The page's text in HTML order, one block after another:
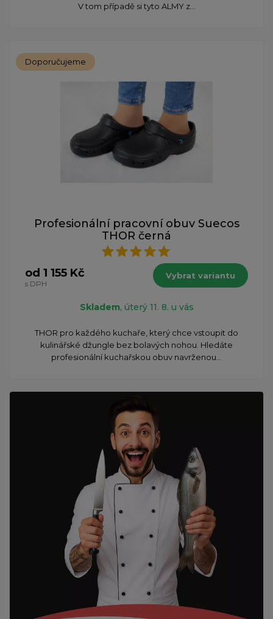
V tom případě si tyto ALMY z...
Doporučujeme
Profesionální pracovní obuv Suecos
THOR černá
od 1 155 Kč
s DPH
Vybrat variantu
Skladem, úterý 11. 8. u vás
THOR pro každého kuchaře, který chce vstoupit do
kulinářské džungle bez bolavých nohou. Hledáte
profesionální kuchařskou obuv navrženou...